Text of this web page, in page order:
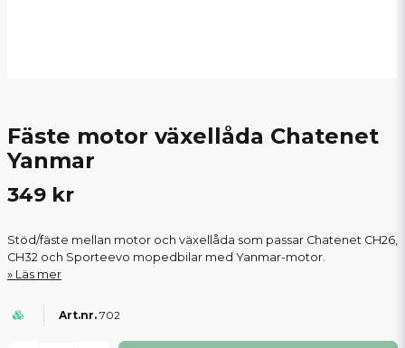
Fäste motor växellåda Chatenet
Yanmar
349 kr
Stöd/fäste mellan motor och växellåda som passar Chatenet CH26,
CH32 och Sporteevo mopedbilar med Yanmar-motor.
Läs mer
702